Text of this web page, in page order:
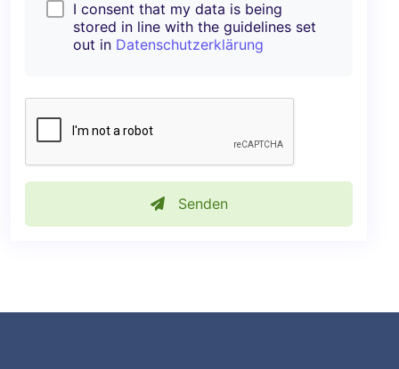
I consent that my data is being
stored in line with the guidelines set
out in Datenschutzerklärung
Senden